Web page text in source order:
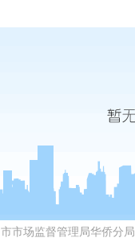
市市场监督管理局华侨分局